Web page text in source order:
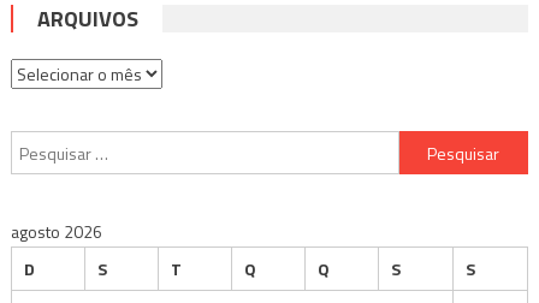
ARQUIVOS
Arquivos
Pesquisar
por:
agosto 2026
D
S T Q Q S
S